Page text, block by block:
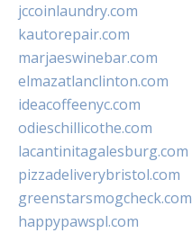
jccoinlaundry.com
kautorepair.com
marjaeswinebar.com
elmazatlanclinton.com
ideacoffeenyc.com
odieschillicothe.com
lacantinitagalesburg.com
pizzadeliverybristol.com
greenstarsmogcheck.com
happypawspl.com